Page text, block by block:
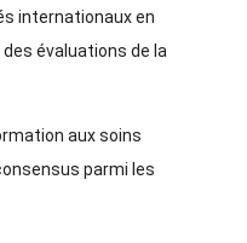
internationaux en
évaluations de la
aux soins
parmi les